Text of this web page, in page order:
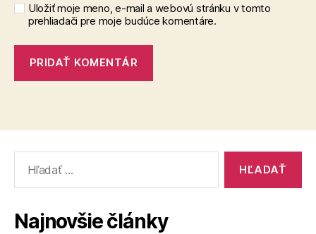
Uložiť moje meno, e-mail a webovú stránku v tomto
prehliadači pre moje budúce komentáre.
Najnovšie články